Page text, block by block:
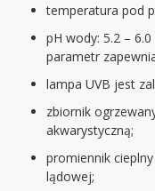
temperatura pod
pH wody: 5.2 –
parametr
lampa UVB jest
zbiornik
akwarystyczną;
promiennik
lądowej;